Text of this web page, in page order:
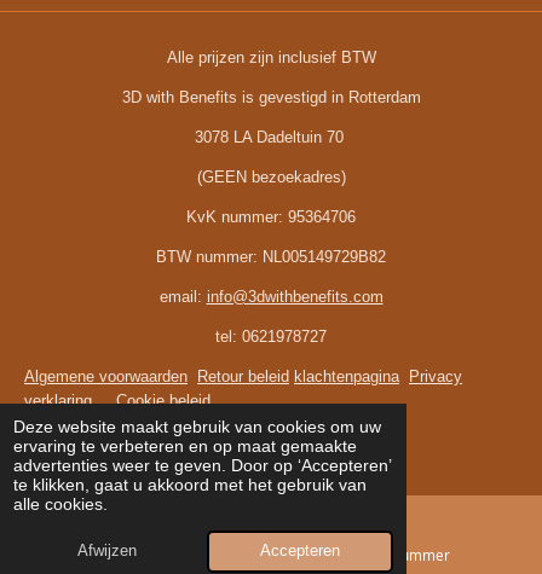
Deze website maakt gebruik van cookies om uw
ervaring te verbeteren en op maat gemaakte
advertenties weer te geven. Door op ‘Accepteren’
te klikken, gaat u akkoord met het gebruik van
alle cookies.
Afwijzen Accepteren
Alle prijzen zijn inclusief BTW
3D with Benefits is gevestigd in Rotterdam
3078 LA Dadeltuin 70
(GEEN bezoekadres)
KvK nummer: 95364706
BTW nummer: NL005149729B82
email: info@3dwithbenefits.com
tel: 0621978727
Algemene voorwaarden Retour beleid klachtenpagina
Privacy
verklaring
Cookie beleid
© 2024 - 2026 3D with benefits
Powered by JouwWeb
E-mailadres Telefoonnummer